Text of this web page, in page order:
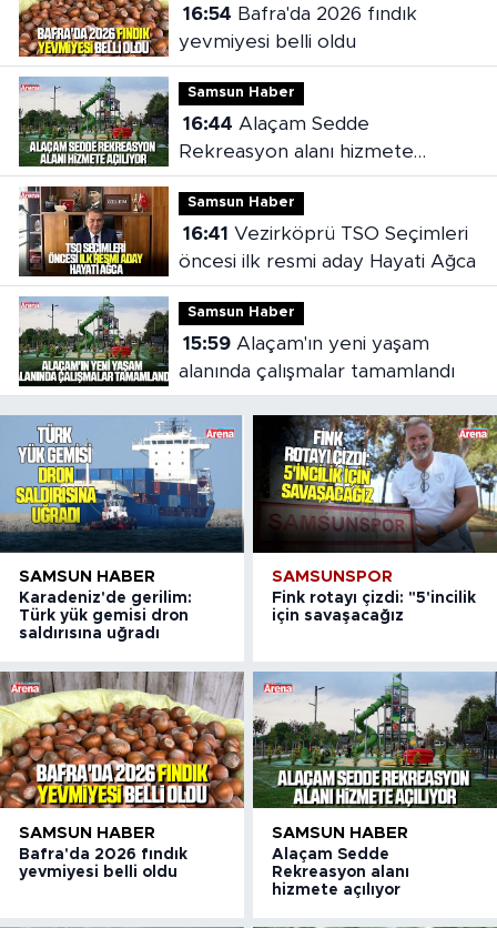
16:54
yevmiyesi belli oldu
Samsun Haber
16:44
Rekreasyon alanı hizmete
açılıyor
Samsun Haber
16:41
öncesi ilk resmi aday Hayati Ağca
Samsun Haber
15:59Alaçam'ın yeni yaşam
alanında çalışmalar tamamlandı
SAMSUN HABER
Karadeniz'de gerilim:
Türk yük gemisi dron
saldırısına uğradı
SAMSUNSPOR
Fink rotayı çizdi: "5'incilik
için savaşacağız
SAMSUN HABER
Bafra'da 2026 fındık
yevmiyesi belli oldu
SAMSUN HABER
Alaçam Sedde
Rekreasyon alanı
hizmete açılıyor